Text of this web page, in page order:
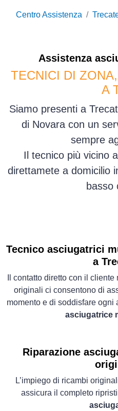
Centro Assistenza
Assistenza
TECNICI DI
A
Siamo presenti a
di Novara con un
sempre
Il tecnico più vicino
direttamete a domicilio
basso
Tecnico asciugatrici
a
Il contatto diretto con il
originali ci consentono di
momento e di soddisfare ogni
asciugatrice
Riparazione
L’impiego di ricambi
assicura il completo